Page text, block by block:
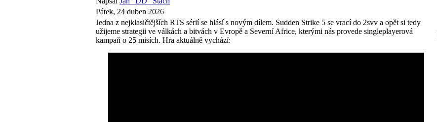
Pátek, 24 duben 2026
Jedna z nejklasičtějších RTS sérií se hlásí s novým dílem. Sudden Strike 5 se vrací do 2svv a opět si tedy
užijeme strategii ve válkách a bitvách v Evropě a Severní Africe, kterými nás provede singleplayerová
kampaň o 25 misích. Hra aktuálně vychází: